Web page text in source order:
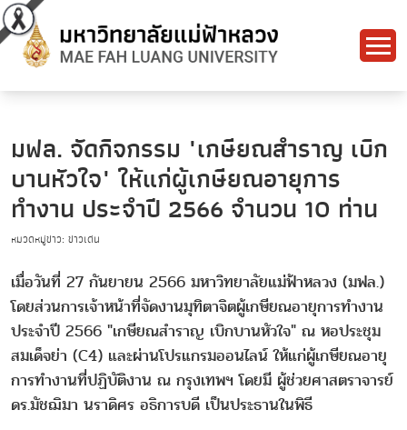
มฟล. จัดกิจกรรม "เกษียณสำราญ เบิก
บานหัวใจ" ให้แก่ผู้เกษียณอายุการ
ทำงาน ประจำปี 2566 จำนวน 10 ท่าน
หมวดหมู่ข่าว: ข่าวเด่น
เมื่อวันที่ 27 กันยายน 2566 มหาวิทยาลัยแม่ฟ้าหลวง (มฟล.)
โดยส่วนการเจ้าหน้าที่จัดงานมุทิตาจิตผู้เกษียณอายุการทำงาน
ประจำปี 2566 "เกษียณสำราญ เบิกบานหัวใจ" ณ หอประชุม
สมเด็จย่า (C4) และผ่านโปรแกรมออนไลน์ ให้แก่ผู้เกษียณอายุ
การทำงานที่ปฏิบัติงาน ณ กรุงเทพฯ โดยมี ผู้ช่วยศาสตราจารย์
ดร.มัชฌิมา นราดิศร อธิการบดี เป็นประธานในพิธี